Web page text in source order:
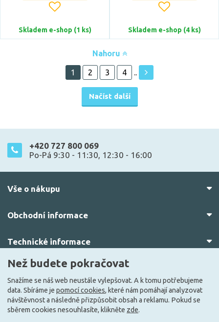
Skladem e-shop (1 ks) Skladem e-shop (4 ks)
Nahoru
Načíst další
1 2 3 4 ..
+420 727 800 069
Po-Pá 9:30 - 11:30, 12:30 - 16:00
Vše o nákupu
Obchodní informace
Technické informace
O nás
Než budete pokračovat
Snažíme se náš web neustále vylepšovat. A k tomu potřebujeme
data. Sbíráme je pomocí cookies, které nám pomáhají analyzovat
návštěvnost a následně přizpůsobit obsah a reklamu. Pokud se
sběrem cookies nesouhlasíte, klikněte zde.